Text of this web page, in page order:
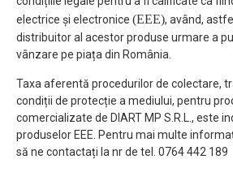
electrice și electronice (EEE), având,
distribuitor al acestor produse urmare a
vânzare pe piața din România.
Taxa aferentă procedurilor de colectare,
condiții de protecție a mediului, pentru
comercializate de DIART MP S.R.L., este
produselor EEE. Pentru mai multe
să ne contactați la nr de tel. 0764 442 189